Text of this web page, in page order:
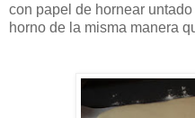
con papel de hornear
horno de la misma manera